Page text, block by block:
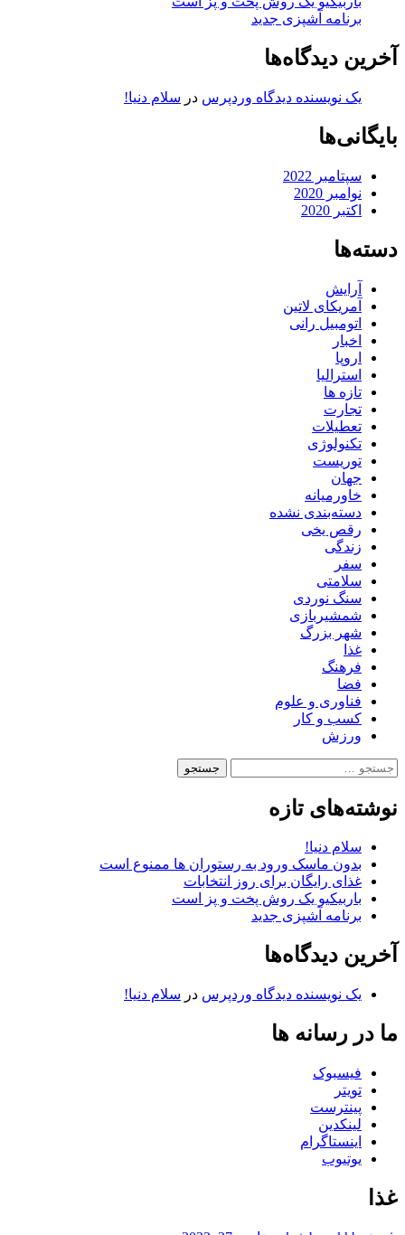
برنامه آشپزی جدید
آخرین دیدگاه‌ها
یک نویسنده دیدگاه وردپرس در سلام دنیا!
بایگانی‌ها
سپتامبر 2022
نوامبر 2020
اکتبر 2020
دسته‌ها
آرایش
آمریکای لاتین
اتومبیل رانی
اخبار
اروپا
استرالیا
تازه ها
تجارت
تعطیلات
تکنولوژی
توریست
جهان
خاورمیانه
دسته‌بندی نشده
رقص یخی
زندگی
سفر
سلامتی
سنگ نوردی
شمشیربازی
شهر بزرگ
غذا
فرهنگ
فضا
فناوری و علوم
کسب و کار
ورزش
جستجو
نوشته‌های تازه
سلام دنیا!
بدون ماسک ورود به رستوران ها ممنوع است
غذای رایگان برای روز انتخابات
باربیکیو یک روش پخت و پز است
برنامه آشپزی جدید
آخرین دیدگاه‌ها
یک نویسنده دیدگاه وردپرس در سلام دنیا!
ما در رسانه ها
فیسبوک
تویتر
پینترست
لینکدین
اینستاگرام
یوتیوب
غذا